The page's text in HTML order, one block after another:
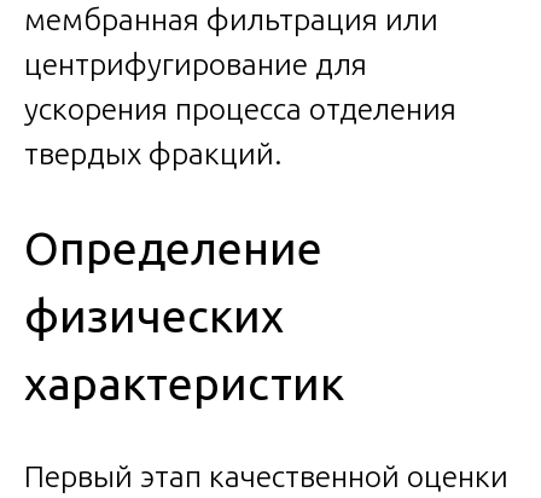
мембранная фильтрация или
центрифугирование для
ускорения процесса отделения
твердых фракций.
Определение
физических
характеристик
Первый этап качественной оценки